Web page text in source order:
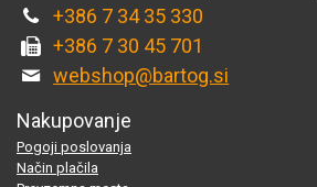
+386 7 34 35 330
+386 7 30 45 701
webshop@bartog.si
Nakupovanje
Pogoji poslovanja
Način plačila